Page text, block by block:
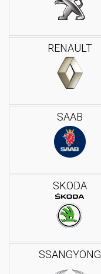
RENAULT
SAAB
SKODA
SSANGYONG